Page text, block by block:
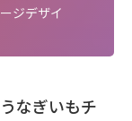
ジデザイ
なぎいもチ